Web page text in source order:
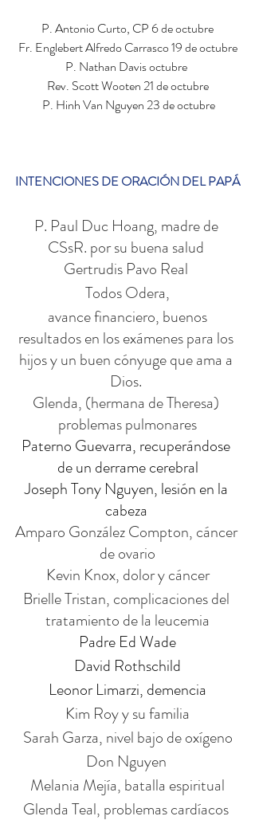
P. Antonio Curto, CP 6 de octubre
Fr. Englebert Alfredo Carrasco 19 de octubre
P. Nathan Davis octubre
Rev. Scott Wooten 21 de octubre
P. Hinh Van Nguyen 23 de octubre
INTENCIONES DE ORACIÓN DEL PAPÁ
P. Paul Duc Hoang, madre de
CSsR. por su buena salud
Gertrudis Pavo Real
Todos Odera,
resultados en los exámenes para los
hijos y un buen cónyuge que ama a
Dios.
Glenda, (hermana de Theresa)
problemas pulmonares
Paterno Guevarra, recuperándose
de un derrame cerebral
Joseph Tony Nguyen, lesión en la
cabeza
Amparo González Compton, cáncer
de ovario
Kevin Knox, dolor y cáncer
Brielle Tristan, complicaciones del
tratamiento de la leucemia
Padre Ed Wade
David Rothschild
Leonor Limarzi, demencia
Kim Roy y su familia
Sarah Garza, nivel bajo de oxígeno
Don Nguyen
Melania Mejía, batalla espiritual
Glenda Teal, problemas cardíacos